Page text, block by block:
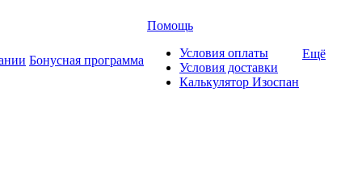
Бонусная программа
Помощь
Условия оплаты
Условия доставки
Калькулятор Изоспан
Ещё